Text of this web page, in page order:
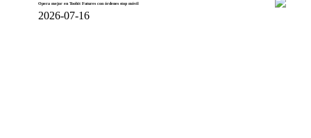
Opera mejor en Toobit Futures con órdenes stop móvil
2026-07-16